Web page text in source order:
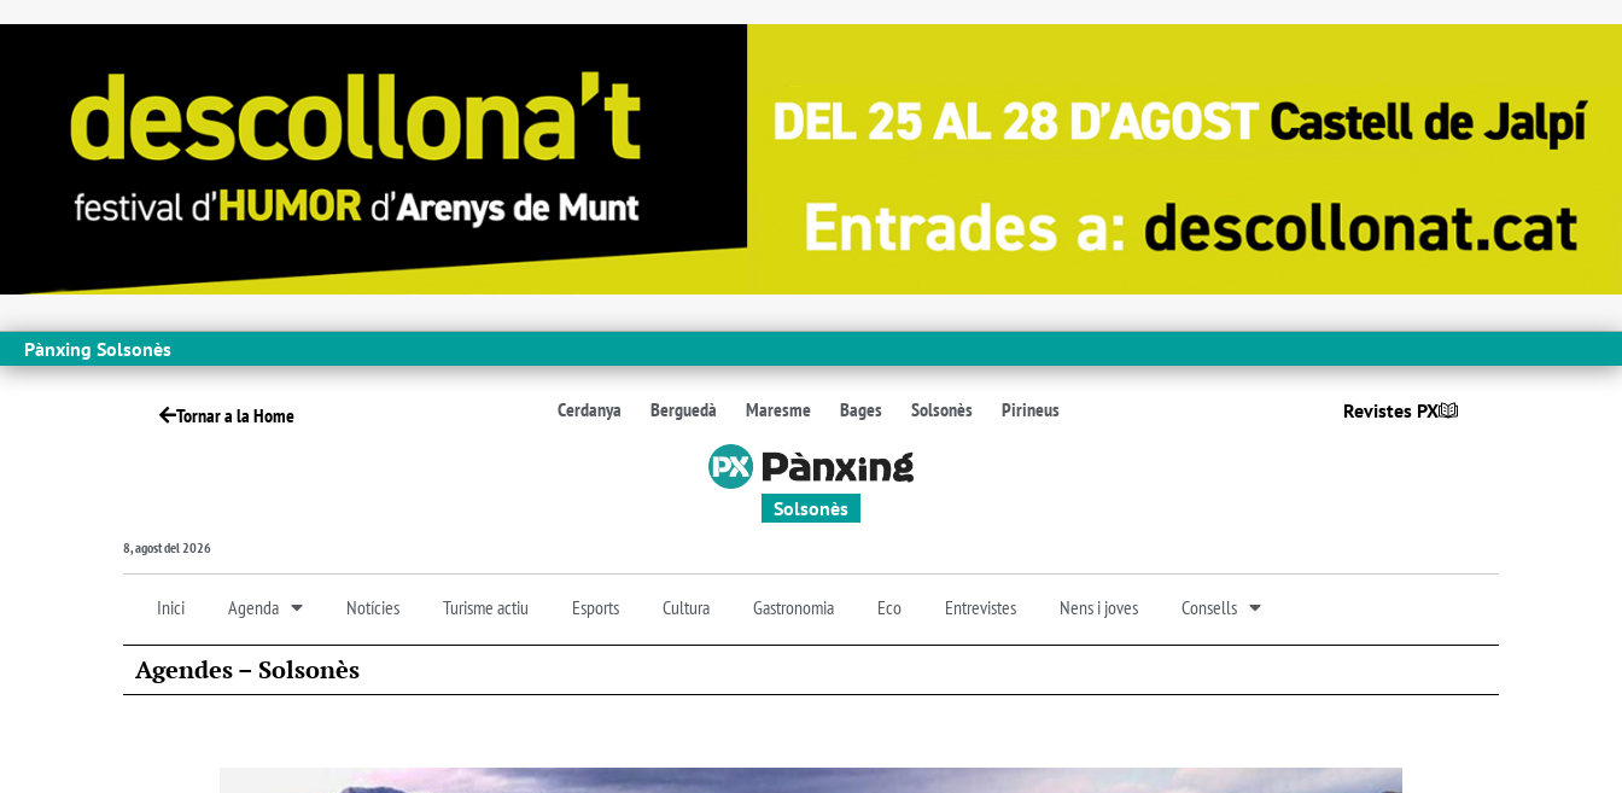
Pànxing Solsonès
Tornar a la Home Cerdanya Berguedà Maresme Bages Solsonès Pirineus Revistes PX
Solsonès
8, agost del 2026
Inici Agenda Notícies Turisme actiu Esports Cultura Gastronomia Eco Entrevistes Nens i joves Consells
Agendes – Solsonès